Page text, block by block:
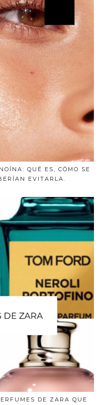
QUÉ ES, CÓMO SE
EVITARLA.
DE ZARA QUE